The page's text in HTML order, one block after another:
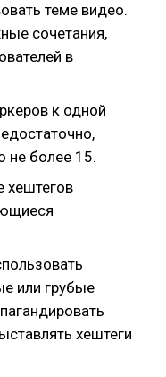
теме видео.
сочетания,
в
к одной
не более 15.
хештегов
или грубые
хештеги